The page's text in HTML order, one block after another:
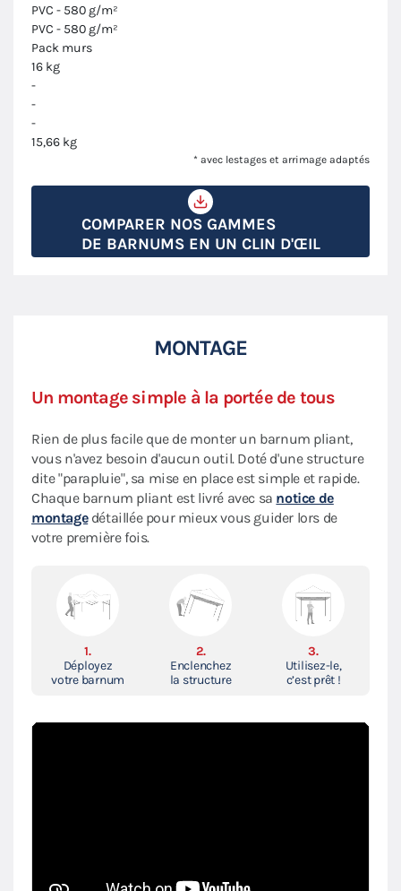
PVC - 580 g/m²
PVC - 580 g/m²
Pack murs
16 kg
-
-
-
15,66 kg
* avec lestages et arrimage adaptés
COMPARER NOS GAMMES
DE BARNUMS EN UN CLIN D'ŒIL
MONTAGE
Un montage simple à la portée de tous
Rien de plus facile que de monter un barnum pliant,
vous n'avez besoin d'aucun outil. Doté d'une structure
dite "parapluie", sa mise en place est simple et rapide.
Chaque barnum pliant est livré avec sa notice de
montagedétaillée pour mieux vous guider lors de
votre première fois.
1.
Déployez
votre barnum
2.
Enclenchez
la structure
3.
Utilisez-le,
c’est prêt !